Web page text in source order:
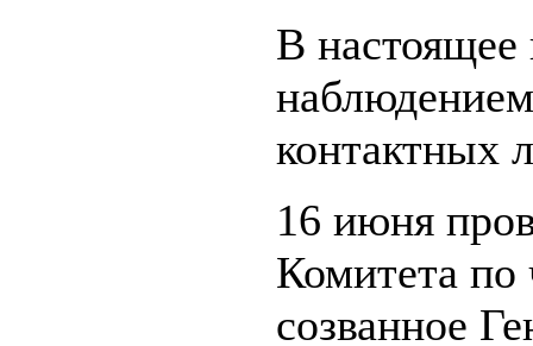
В
контактных
16 июня
Комитета по
созванное